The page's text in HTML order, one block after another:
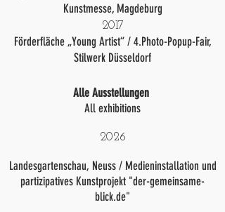
Kunstmesse, Magdeburg
2017
Förderfläche „Young Artist“ / 4.Photo-Popup-Fair,
Stilwerk Düsseldorf
Alle Ausstellungen
All exhibitions
2026
Landesgartenschau, Neuss / Medieninstallation und
partizipatives Kunstprojekt "der-gemeinsame-
blick.de"